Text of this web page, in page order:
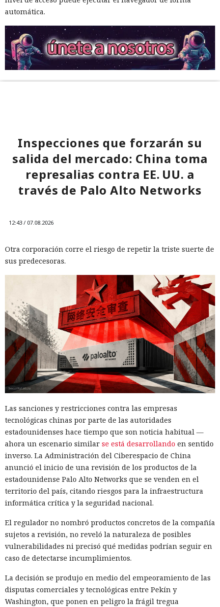
automática.
Inspecciones que forzarán su
salida del mercado: China toma
represalias contra EE. UU. a
través de Palo Alto Networks
12:43 / 07.08.2026
Otra corporación corre el riesgo de repetir la triste suerte de
sus predecesoras.
Las sanciones y restricciones contra las empresas
tecnológicas chinas por parte de las autoridades
estadounidenses hace tiempo que son noticia habitual —
ahora un escenario similar se está desarrollando en sentido
inverso. La Administración del Ciberespacio de China
anunció el inicio de una revisión de los productos de la
estadounidense Palo Alto Networks que se venden en el
territorio del país, citando riesgos para la infraestructura
informática crítica y la seguridad nacional.
El regulador no nombró productos concretos de la compañía
sujetos a revisión, no reveló la naturaleza de posibles
vulnerabilidades ni precisó qué medidas podrían seguir en
caso de detectarse incumplimientos.
La decisión se produjo en medio del empeoramiento de las
disputas comerciales y tecnológicas entre Pekín y
Washington, que ponen en peligro la frágil tregua